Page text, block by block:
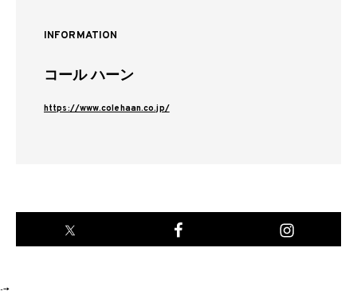
INFORMATION
コール ハーン
https://www.colehaan.co.jp/